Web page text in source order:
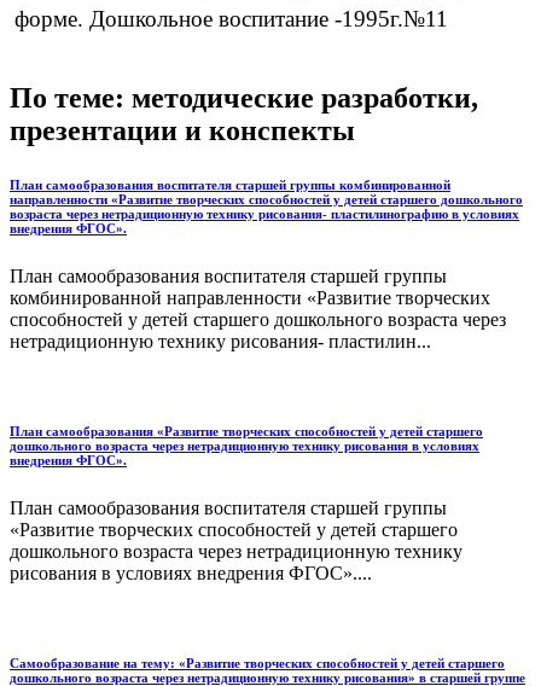
форме. Дошкольное воспитание -1995г.№11
По теме: методические разработки,
презентации и конспекты
План самообразования воспитателя старшей группы комбинированной
направленности «Развитие творческих способностей у детей старшего дошкольного
возраста через нетрадиционную технику рисования- пластилинографию в условиях
внедрения ФГОС».
План самообразования воспитателя старшей группы
комбинированной направленности «Развитие творческих
способностей у детей старшего дошкольного возраста через
нетрадиционную технику рисования- пластилин...
План самообразования «Развитие творческих способностей у детей старшего
дошкольного возраста через нетрадиционную технику рисования в условиях
внедрения ФГОС».
План самообразования воспитателя старшей группы
«Развитие творческих способностей у детей старшего
дошкольного возраста через нетрадиционную технику
рисования в условиях внедрения ФГОС»....
Самообразование на тему: «Развитие творческих способностей у детей старшего
дошкольного возраста через нетрадиционную технику рисования» в старшей группе